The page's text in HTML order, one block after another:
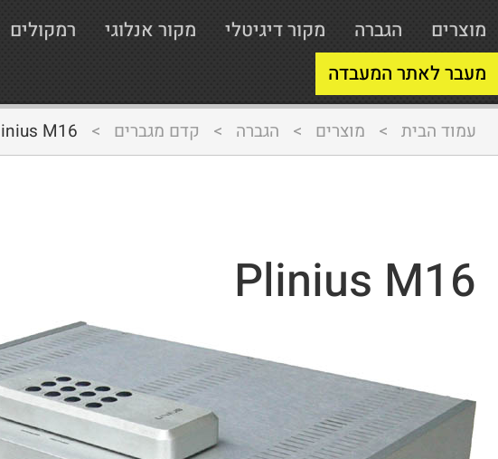
מוצרים הגברה מקור דיגיטלי מקור אנלוגי רמקולים
מעבר לאתר המעבדה
עמוד הבית> מוצרים > הגברה > קדם מגברים >
M16
Plinius M16